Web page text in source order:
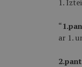
1.
“
ar 1.